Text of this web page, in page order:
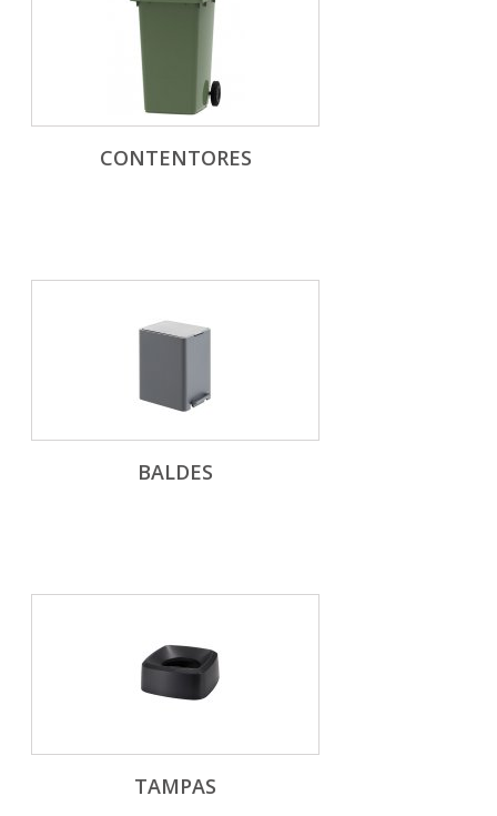
CONTENTORES
BALDES
TAMPAS